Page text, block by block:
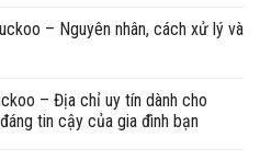
– Nguyên nhân, cách xử lý và
– Địa chỉ uy tín dành cho
tin cậy của gia đình bạn